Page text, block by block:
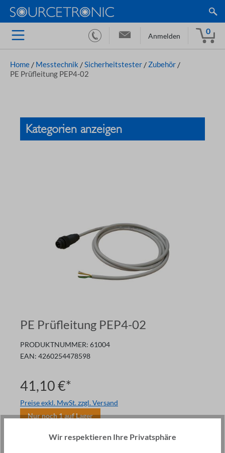
Anmelden
0
Home / Messtechnik /Sicherheitstester / Zubehör /
PE Prüfleitung PEP4-02
Kategorien anzeigen
PE Prüfleitung PEP4-02
PRODUKTNUMMER: 61004
EAN: 4260254478598
41,10 €*
Preise exkl. MwSt. zzgl. Versand
Nur noch1auf Lager
Wir respektieren Ihre Privatsphäre